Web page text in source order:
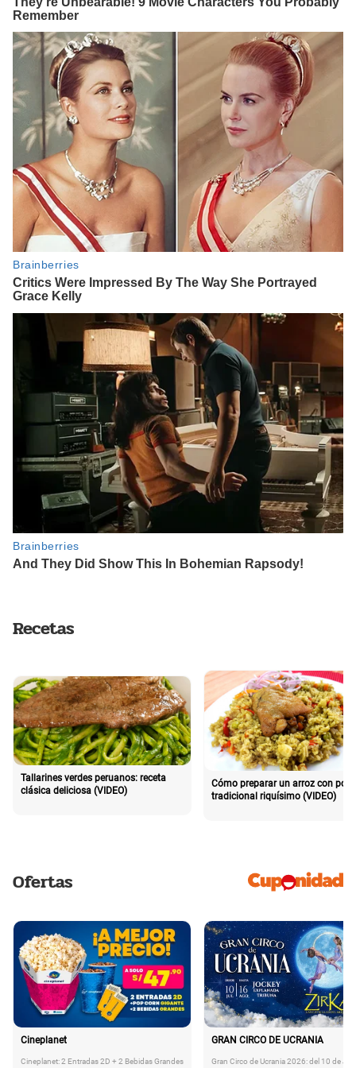
Recetas
Tallarines verdes peruanos: receta
clásica deliciosa (VIDEO)
Cómo preparar un arroz con pollo
tradicional riquísimo (VIDEO)
Ofertas
Cineplanet
Cineplanet: 2 Entradas 2D + 2 Bebidas Grandes
GRAN CIRCO DE UCRANIA
Gran Circo de Ucrania 2026: del 10 de